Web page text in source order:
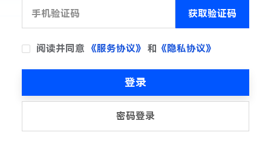
获取验证码
阅读并同意 《服务协议》 和 《隐私协议》
登录
密码登录